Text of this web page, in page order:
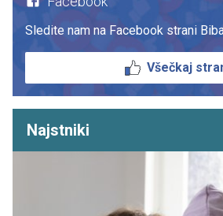
Sledite nam na Facebook strani
Všečkaj
Najstniki